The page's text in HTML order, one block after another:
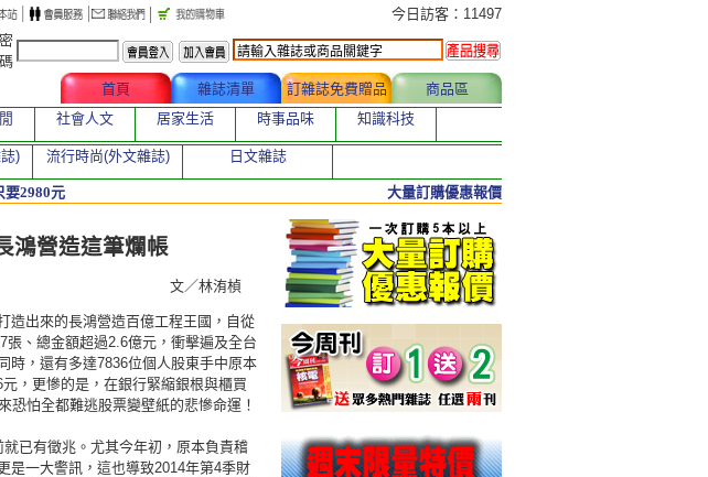
鴻營造這筆爛帳
文／林洧楨
造出來的長鴻營造百億工程王國，自從
、總金額超過2.6億元，衝擊遍及全台
時，還有多達7836位個人股東手中原本
，更慘的是，在銀行緊縮銀根與櫃買
恐怕全都難逃股票變壁紙的悲慘命運！
已有徵兆。尤其今年初，原本負責稽
是一大警訊，這也導致2014年第4季財
今日訪客：11497
密
碼
首頁 雜誌清單 訂雜誌免費贈品
商品區
社會人文 居家生活 時事品味 知識科技
) 流行時尚(外文雜誌) 日文雜誌
要2980元 大量訂購優惠報價